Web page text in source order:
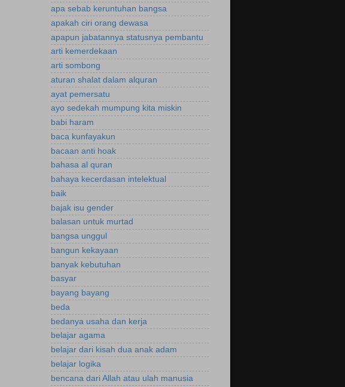
apa sebab keruntuhan bangsa
apakah ciri orang dewasa
apapun jabatannya statusnya pembantu
arti kemerdekaan
arti sombong
aturan shalat dalam alquran
ayat pemersatu
ayo sedekah mumpung kita miskin
babi haram
baca kunfayakun
bacaan anti hoak
bahasa al quran
bahaya kecerdasan intelektual
baik
bajak isu gender
balasan untuk murtad
bangsa unggul
bangun kekayaan
banyak kebutuhan
basyar
bayang bayang
beda
bedanya usaha dan kerja
belajar agama
belajar dari kisah dua anak adam
belajar logika
bencana dari Allah atau ulah manusia